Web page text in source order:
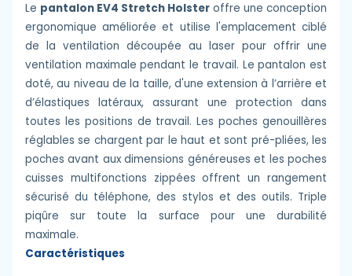
Le pantalon EV4 Stretch Holster offre une conception
ergonomique améliorée et utilise l'emplacement ciblé
de la ventilation découpée au laser pour offrir une
ventilation maximale pendant le travail. Le pantalon est
doté, au niveau de la taille, d'une extension à l’arrière et
d’élastiques latéraux, assurant une protection dans
toutes les positions de travail. Les poches genouillères
réglables se chargent par le haut et sont pré-pliées, les
poches avant aux dimensions généreuses et les poches
cuisses multifonctions zippées offrent un rangement
sécurisé du téléphone, des stylos et des outils. Triple
piqûre sur toute la surface pour une durabilité
maximale.
Caractéristiques